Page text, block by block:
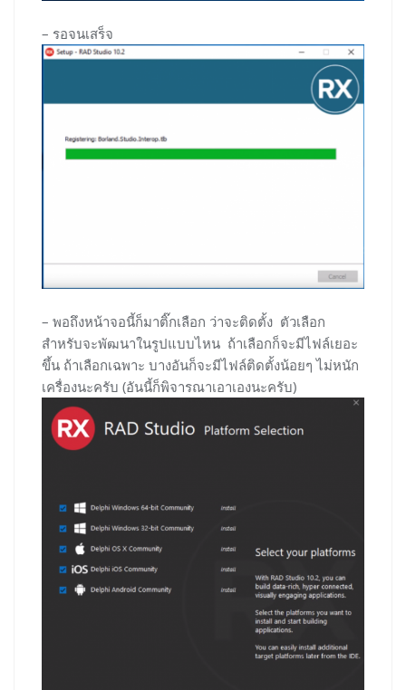
– รอจนเสร็จ
– พอถึงหน้าจอนี้ก็มาติ๊กเลือก ว่าจะติดตั้ง ตัวเลือก
สำหรับจะพัฒนาในรูปแบบไหน ถ้าเลือกก็จะมีไฟล์เยอะ
ขึ้น ถ้าเลือกเฉพาะ บางอันก็จะมีไฟล์ติดตั้งน้อยๆ ไม่หนัก
เครื่องนะครับ (อันนี้ก็พิจารณาเอาเองนะครับ)